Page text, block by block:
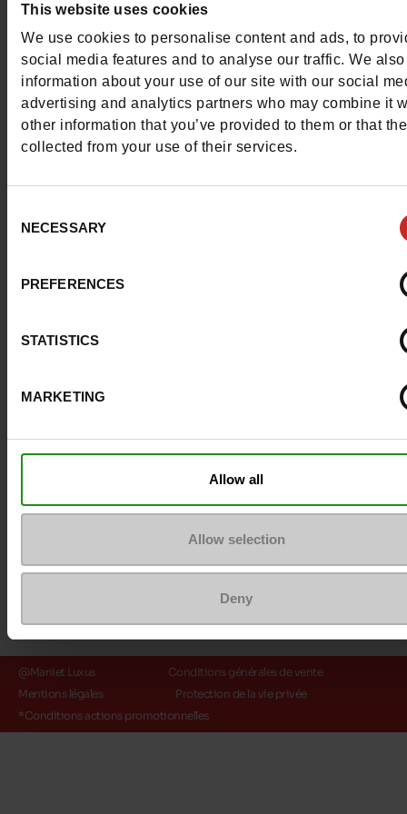
This website uses cookies
We use cookies to personalise content and ads, to
social media features and to analyse our traffic. We
information about your use of our site with our social
advertising and analytics partners who may combine it
other information that you’ve provided to them or that
collected from your use of their services.
Selection
NECESSARY
PREFERENCES
STATISTICS
MARKETING
Allow all
Allow selection
Deny
Contacter le service client
Envoyer un message
Plus d'options de contact
Nous suivre
Service Client
A propos de nous
@Maniet Luxus
Conditions générales de vente
Mentions légales
Protection de la vie privée
*Conditions actions promotionnelles